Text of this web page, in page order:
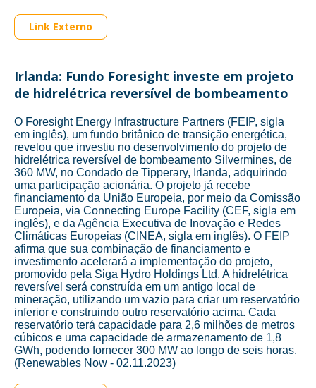
Link Externo
Irlanda: Fundo Foresight investe em projeto
de hidrelétrica reversível de bombeamento
O Foresight Energy Infrastructure Partners (FEIP, sigla
em inglês), um fundo britânico de transição energética,
revelou que investiu no desenvolvimento do projeto de
hidrelétrica reversível de bombeamento Silvermines, de
360 MW, no Condado de Tipperary, Irlanda, adquirindo
uma participação acionária. O projeto já recebe
financiamento da União Europeia, por meio da Comissão
Europeia, via Connecting Europe Facility (CEF, sigla em
inglês), e da Agência Executiva de Inovação e Redes
Climáticas Europeias (CINEA, sigla em inglês). O FEIP
afirma que sua combinação de financiamento e
investimento acelerará a implementação do projeto,
promovido pela Siga Hydro Holdings Ltd. A hidrelétrica
reversível será construída em um antigo local de
mineração, utilizando um vazio para criar um reservatório
inferior e construindo outro reservatório acima. Cada
reservatório terá capacidade para 2,6 milhões de metros
cúbicos e uma capacidade de armazenamento de 1,8
GWh, podendo fornecer 300 MW ao longo de seis horas.
(Renewables Now - 02.11.2023)